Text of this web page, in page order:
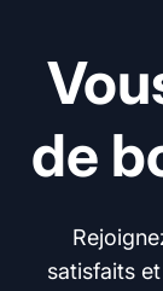
de
satisfaits